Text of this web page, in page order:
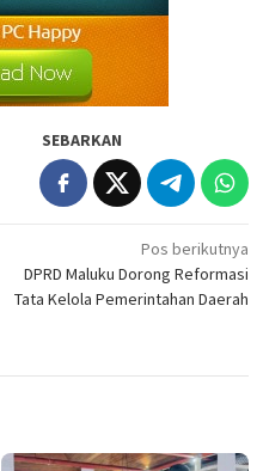
SEBARKAN
Pos berikutnya
DPRD Maluku Dorong Reformasi
Tata Kelola Pemerintahan Daerah